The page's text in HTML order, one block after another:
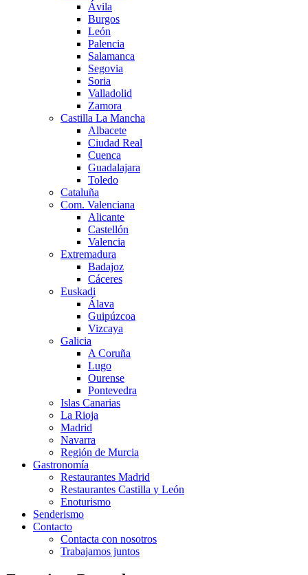
Ávila
Burgos
León
Palencia
Salamanca
Segovia
Soria
Valladolid
Zamora
Castilla La Mancha
Albacete
Ciudad Real
Cuenca
Guadalajara
Toledo
Cataluña
Com. Valenciana
Alicante
Castellón
Valencia
Extremadura
Badajoz
Cáceres
Euskadi
Álava
Guipúzcoa
Vizcaya
Galicia
A Coruña
Lugo
Ourense
Pontevedra
Islas Canarias
La Rioja
Madrid
Navarra
Región de Murcia
Gastronomía
Restaurantes Madrid
Restaurantes Castilla y León
Enoturismo
Senderismo
Contacto
Contacta con nosotros
Trabajamos juntos